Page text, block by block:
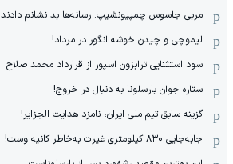
مربی جاسوس چمپیونشیپ: رسانه‌ها بد نشانم دادند
لیموچی و چیدن خوشه انگور در مرداد!
سود استثنایی ترابزون اسپور از قرارداد محمد صلاح
ستاره جوان بارسلونا به دنبال در خروج!
گزینه سابق تیم ملی ایران، نامزد هدایت الجزایر!
جابه‌جایی ۸۳۰ کیلومتری غیرت به‌خاطر کانیه وست!